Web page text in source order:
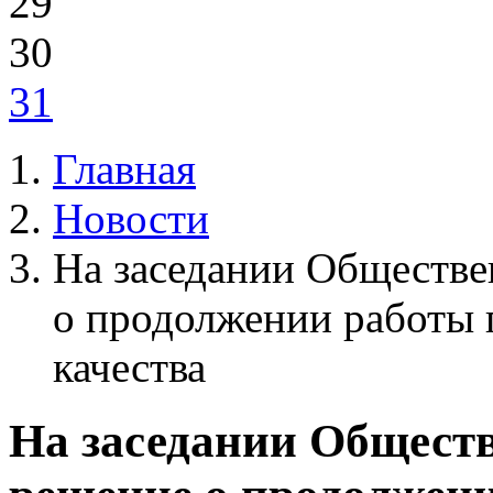
30
31
Главная
Новости
На заседании
о продолжении работы
качества
На заседании